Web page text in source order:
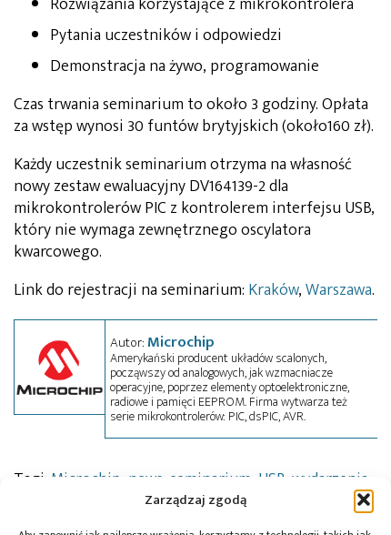
Zarządzaj zgodą
Pytania uczestników i odpowiedzi
Demonstracja na żywo, programowanie
Czas trwania seminarium to około 3 godziny. Opłata
za wstęp wynosi 30 funtów brytyjskich (około160 zł).
Każdy uczestnik seminarium otrzyma na własność
nowy zestaw ewaluacyjny DV164139-2 dla
mikrokontrolerów PIC z kontrolerem interfejsu USB,
który nie wymaga zewnętrznego oscylatora
kwarcowego.
Link do rejestracji na seminarium: Kraków,Warszawa.
Autor:Microchip
Amerykański producent układów scalonych,
począwszy od analogowych, jak wzmacniacze
operacyjne, poprzez elementy optoelektroniczne,
radiowe i pamięci EEPROM. Firma wytwarza też
serie mikrokontrolerów: PIC, dsPIC, AVR.
Tagi: Microchip news seminarium USB wydarzenia